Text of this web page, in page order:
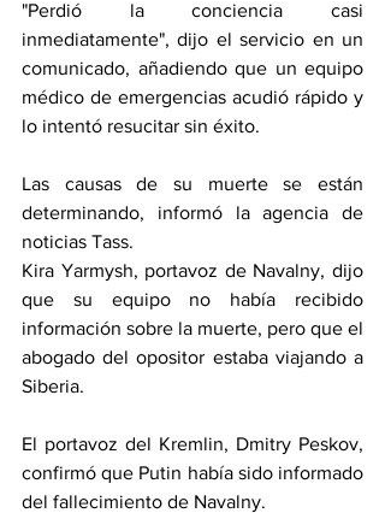
"Perdió la conciencia casi
inmediatamente", dijo el servicio en un
comunicado, añadiendo que un equipo
médico de emergencias acudió rápido y
lo intentó resucitar sin éxito.
Las causas de su muerte se están
determinando, informó la agencia de
noticias Tass.
Kira Yarmysh, portavoz de Navalny, dijo
que su equipo no había recibido
información sobre la muerte, pero que el
abogado del opositor estaba viajando a
Siberia.
El portavoz del Kremlin, Dmitry Peskov,
confirmó que Putin había sido informado
del fallecimiento de Navalny.